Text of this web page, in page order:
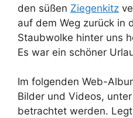
den süßen Ziegenkitz
auf dem Weg zurück in
Staubwolke hinter uns
Es war ein schöner
Im folgenden Web-
Bilder und Videos,
betrachtet werden.